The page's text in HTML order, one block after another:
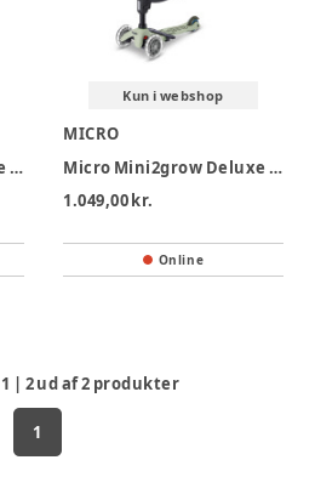
Micro Mini2grow Deluxe Magic LED 2.0 - Dusty Rose
Kun i webshop
MICRO
Micro Mini2grow Deluxe Magic LED 2.0 - Olive Sage
1.049,00 kr.
Online
1 | 2ud af2 produkter
1